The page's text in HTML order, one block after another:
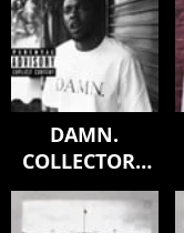
DAMN.
COLLECTORS
EDITION.